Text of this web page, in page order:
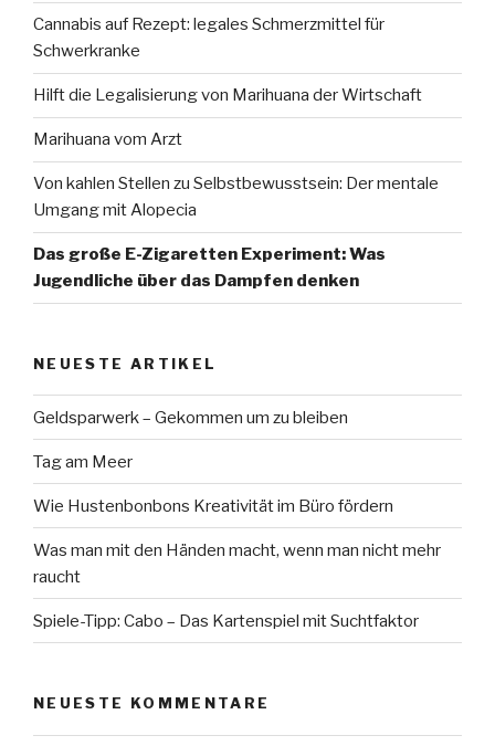
Cannabis auf Rezept: legales Schmerzmittel für
Schwerkranke
Hilft die Legalisierung von Marihuana der Wirtschaft
Marihuana vom Arzt
Von kahlen Stellen zu Selbstbewusstsein: Der mentale
Umgang mit Alopecia
Das große E-Zigaretten Experiment: Was
Jugendliche über das Dampfen denken
NEUESTE ARTIKEL
Geldsparwerk – Gekommen um zu bleiben
Tag am Meer
Wie Hustenbonbons Kreativität im Büro fördern
Was man mit den Händen macht, wenn man nicht mehr
raucht
Spiele-Tipp: Cabo – Das Kartenspiel mit Suchtfaktor
NEUESTE KOMMENTARE